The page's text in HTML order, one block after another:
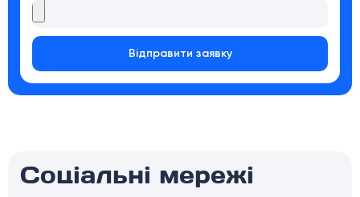
Відправити заявку
Соціальні мережі